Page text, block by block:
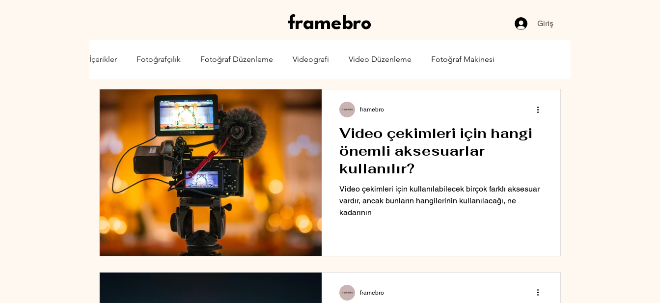
framebro Giriş
İçerikler Fotoğrafçılık Fotoğraf Düzenleme Videografi Video Düzenleme Fotoğraf Makinesi
Video Kamera Lens Drone Karşılaştırma Web Yayıncılığı
Video çekimleri için hangi
önemli aksesuarlar
kullanılır?
Video çekimleri için kullanılabilecek birçok farklı aksesuar
vardır, ancak bunların hangilerinin kullanılacağı, ne
kadarının
framebro
framebro